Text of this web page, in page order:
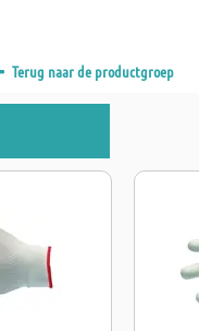
Terug naar de productgroep